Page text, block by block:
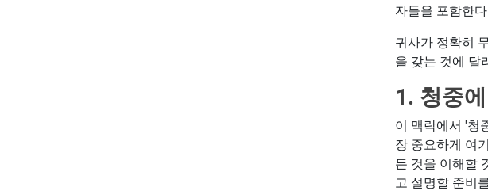
자들을 포함한
귀사가 정확히
을 갖는 것에 달
1. 청중
이 맥락에서 '청
장 중요하게 여
든 것을 이해할
고 설명할 준비